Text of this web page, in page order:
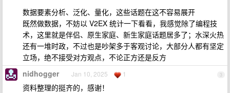
数据要素分析、泛化、量化，这些话题在这不容易展开
既然做数据，不妨以 V2EX 统计一下看看，我感觉除了编程技
术，这里就是伴侣、原生家庭、新生家庭话题居多了；水深火热
还有一堆时政，不过也是吵架多于客观讨论，大部分人都有坚定
立场，绝不接受对方观点，不论正方还是反方
3
nidhogger Jan 10, 2025 1
资料整理的挺齐的，感谢！